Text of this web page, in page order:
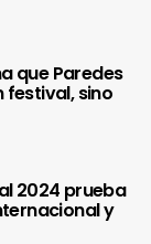
que Paredes
festival, sino
2024 prueba
y